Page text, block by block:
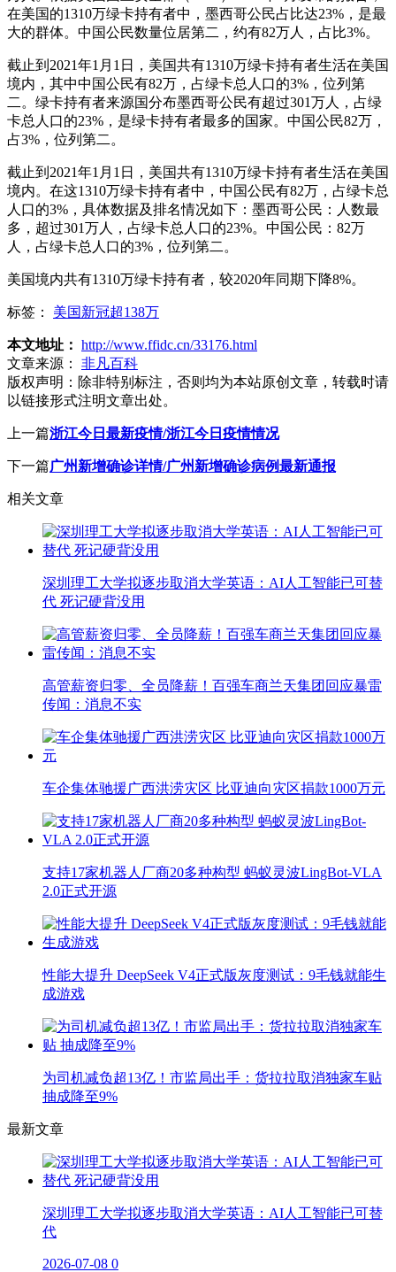
在美国的1310万绿卡持有者中，墨西哥公民占比达23%，是最
大的群体。中国公民数量位居第二，约有82万人，占比3%。
截止到2021年1月1日，美国共有1310万绿卡持有者生活在美国
境内，其中中国公民有82万，占绿卡总人口的3%，位列第
二。绿卡持有者来源国分布墨西哥公民有超过301万人，占绿
卡总人口的23%，是绿卡持有者最多的国家。中国公民82万，
占3%，位列第二。
截止到2021年1月1日，美国共有1310万绿卡持有者生活在美国
境内。在这1310万绿卡持有者中，中国公民有82万，占绿卡总
人口的3%，具体数据及排名情况如下：墨西哥公民：人数最
多，超过301万人，占绿卡总人口的23%。中国公民：82万
人，占绿卡总人口的3%，位列第二。
美国境内共有1310万绿卡持有者，较2020年同期下降8%。
标签： 美国新冠超138万
本文地址： http://www.ffidc.cn/33176.html
文章来源：
非凡百科
版权声明： 除非特别标注，否则均为本站原创文章，转载时请
以链接形式注明文章出处。
上一篇浙江今日最新疫情/浙江今日疫情情况
下一篇广州新增确诊详情/广州新增确诊病例最新通报
相关文章
深圳理工大学拟逐步取消大学英语：AI人工智能已可替
代 死记硬背没用
高管薪资归零、全员降薪！百强车商兰天集团回应暴雷
传闻：消息不实
车企集体驰援广西洪涝灾区 比亚迪向灾区捐款1000万元
支持17家机器人厂商20多种构型 蚂蚁灵波LingBot-VLA
2.0正式开源
性能大提升 DeepSeek V4正式版灰度测试：9毛钱就能生
成游戏
为司机减负超13亿！市监局出手：货拉拉取消独家车贴
抽成降至9%
最新文章
深圳理工大学拟逐步取消大学英语：AI人工智能已可替
代
2026-07-08 0